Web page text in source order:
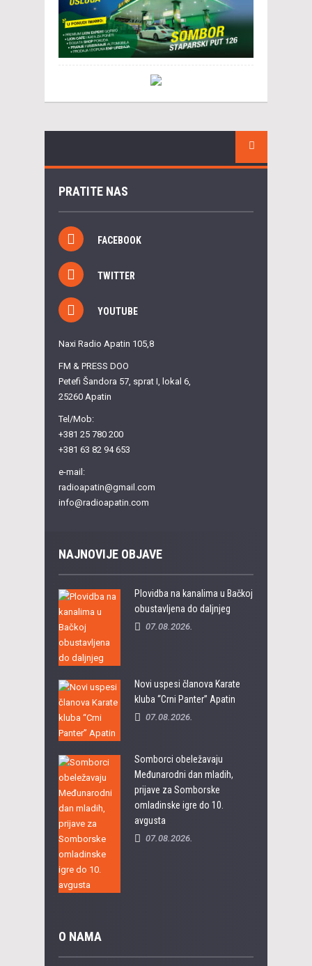
PRATITE NAS
FACEBOOK
TWITTER
YOUTUBE
Naxi Radio Apatin 105,8
FM & PRESS DOO
Petefi Šandora 57, sprat I, lokal 6,
25260 Apatin
Tel/Mob:
+381 25 780 200
+381 63 82 94 653
e-mail:
radioapatin@gmail.com
info@radioapatin.com
NAJNOVIJE OBJAVE
Plovidba na kanalima u Bačkoj
obustavljena do daljnjeg
07.08.2026.
Novi uspesi članova Karate
kluba “Crni Panter” Apatin
07.08.2026.
Somborci obeležavaju
Međunarodni dan mladih,
prijave za Somborske
omladinske igre do 10.
avgusta
07.08.2026.
O NAMA